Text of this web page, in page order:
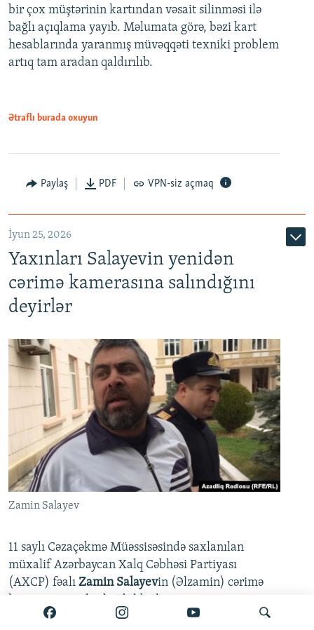
bir çox müştərinin kartından vəsait silinməsi ilə
bağlı açıqlama yayıb. Məlumata görə, bəzi kart
hesablarında yaranmış müvəqqəti texniki problem
artıq tam aradan qaldırılıb.
Ətraflı burada oxuyun
Paylaş PDF VPN-siz açmaq
İyun 25, 2026
Yaxınları Salayevin yenidən
cərimə kamerasına salındığını
deyirlər
Zamin Salayev
11 saylı Cəzaçəkmə Müəssisəsində saxlanılan
müxalif Azərbaycan Xalq Cəbhəsi Partiyası
(AXCP) fəalı Zamin Salayevin (Əlzamin) cərimə